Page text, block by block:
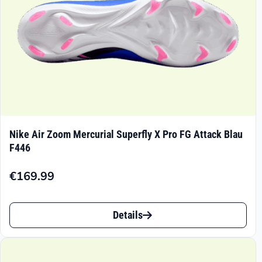
Produktseite
gewählt
werden
Nike Air Zoom Mercurial Superfly X Pro FG Attack Blau
F446
€169.99
Dieses
Produkt
Details